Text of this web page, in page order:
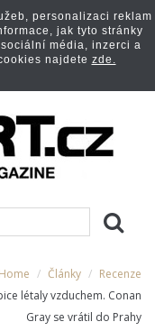
Home Články
Recenze
létaly vzduchem. Conan
Gray se vrátil do Prahy
personalizaci reklam
jak tyto stránky
média, inzerci a
najdete zde.